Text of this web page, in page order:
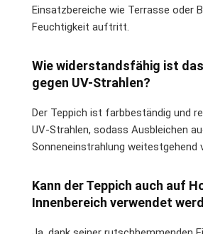
Einsatzbereiche wie Terrasse oder
Feuchtigkeit auftritt.
Wie widerstandsfähig ist
gegen UV-Strahlen?
Der Teppich ist farbbeständig und
UV-Strahlen, sodass Ausbleichen
Sonneneinstrahlung weitestgehend
Kann der Teppich auch auf
Innenbereich verwendet